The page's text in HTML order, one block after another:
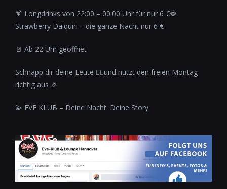
🍹 Longdrinks von 22:00 – 00:00 Uhr für nur 6 €🍓
Strawberry Daiquiri – die ganze Nacht nur 6 €
🚪 Ab 22 Uhr geöffnet
Schnapp dir deine Leute 👯‍♂️und nutzt den freien Montag
richtig aus 🎉
💫 EVE KLUB – Deine Nacht. Deine Story.